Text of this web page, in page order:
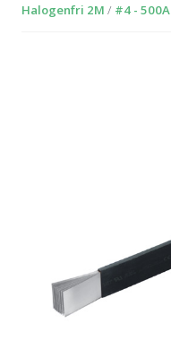
Halogenfri 2M / #4 - 500A